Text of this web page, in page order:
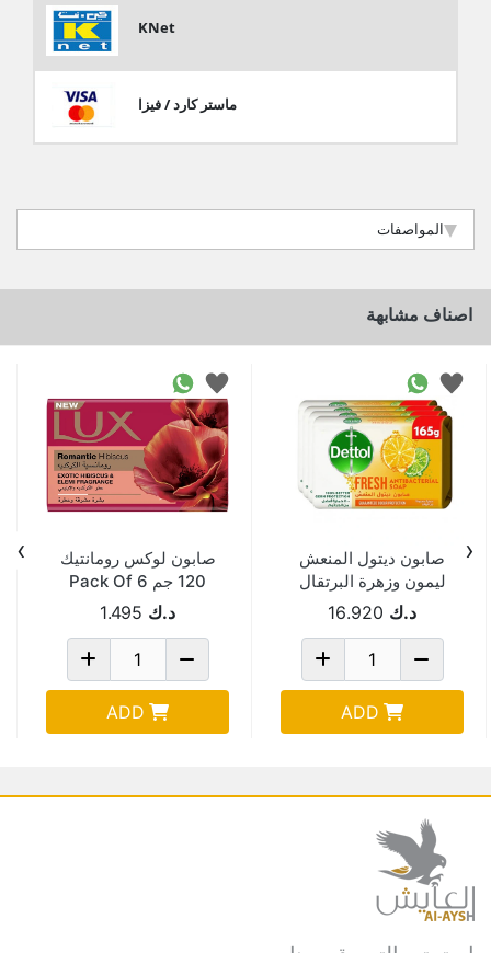
KNet
ماستر كارد / فيزا
المواصفات
اصناف مشابهة
صابون ديتول المنعش
ليمون وزهرة البرتقال
Pack Of 12
د.ك 16.920
ADD
صابون لوكس رومانتيك
120 جم Pack Of 6
د.ك 1.495
ADD
‹
›